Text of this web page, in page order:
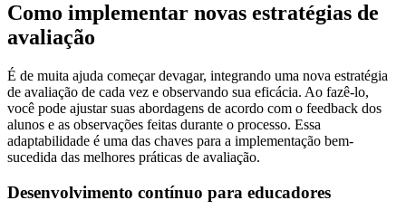
Como implementar novas estratégias de
avaliação
É de muita ajuda começar devagar, integrando uma nova estratégia
de avaliação de cada vez e observando sua eficácia. Ao fazê-lo,
você pode ajustar suas abordagens de acordo com o feedback dos
alunos e as observações feitas durante o processo. Essa
adaptabilidade é uma das chaves para a implementação bem-
sucedida das melhores práticas de avaliação.
Desenvolvimento contínuo para educadores